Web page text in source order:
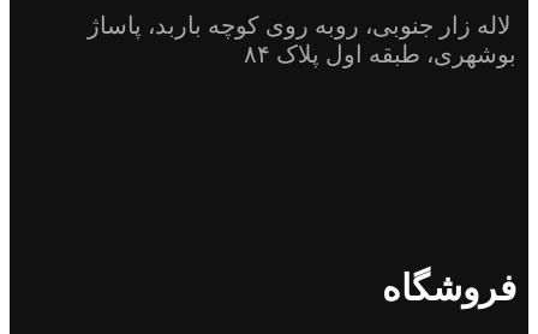
لاله زار جنوبی، روبه روی کوچه باربد، پاساژ
بوشهری، طبقه اول پلاک ۸۴
فروشگاه